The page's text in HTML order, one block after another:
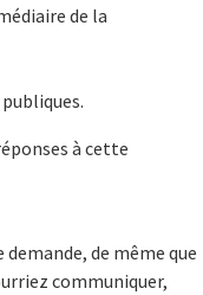
de la
à cette
de même que
communiquer,